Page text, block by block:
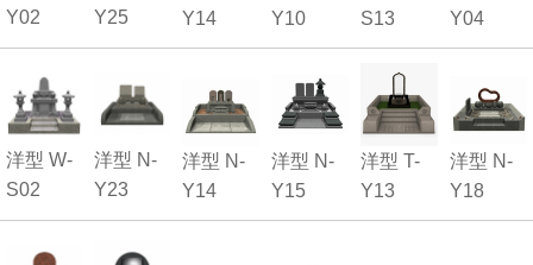
Y02
Y25
Y14
Y10
S13
Y04
洋型 W-
S02
洋型 N-
Y23
洋型 N-
Y14
洋型 N-
Y15
洋型 T-
Y13
洋型 N-
Y18